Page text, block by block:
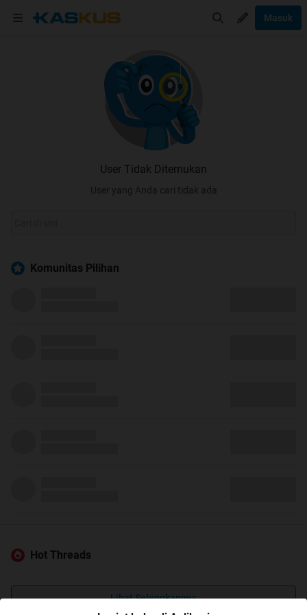
Masuk
User Tidak Ditemukan
User yang Anda cari tidak ada
Komunitas Pilihan
Hot Threads
Lihat Selengkapnya